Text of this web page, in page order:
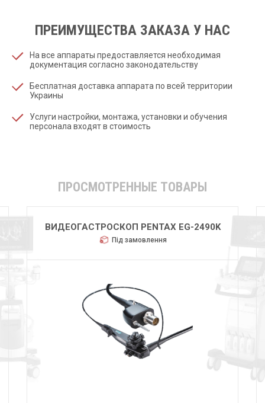
ПРЕИМУЩЕСТВА ЗАКАЗА У НАС
На все аппараты предоставляется необходимая
документация согласно законодательству
Бесплатная доставка аппарата по всей территории
Украины
Услуги настройки, монтажа, установки и обучения
персонала входят в стоимость
ПРОСМОТРЕННЫЕ ТОВАРЫ
ВИДЕОГАСТРОСКОП PENTAX EG-2490K
Під замовлення